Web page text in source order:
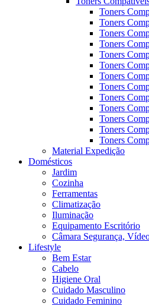
Toners
Toners
Toners
Toners
Toners
Toners
Toners
Toners
Toners
Toners
Toners
Toners
Toners
Material Expedição
Domésticos
Jardim
Cozinha
Ferramentas
Climatização
Iluminação
Equipamento Escritório
Câmara Segurança,
Lifestyle
Bem Estar
Cabelo
Higiene Oral
Cuidado Masculino
Cuidado Feminino